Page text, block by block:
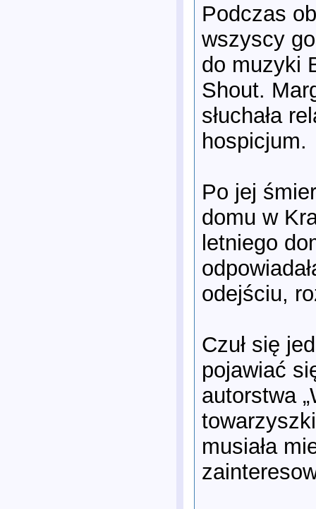
Podczas
wszyscy
do muzyki
Shout.
słuchała
hospicjum.
Po jej
domu w
letniego
odejściu,
Czuł się
pojawiać
autorstwa
musiała